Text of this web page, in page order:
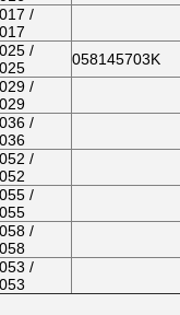
/
/
058145703K
/
/
/
/
/
/